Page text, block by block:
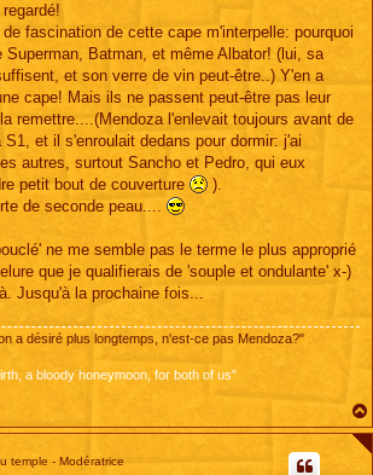
fascination de cette cape m'interpelle: pourquoi
Superman, Batman, et même Albator! (lui, sa
et son verre de vin peut-être..) Y'en a
cape! Mais ils ne passent peut-être pas leur
remettre....(Mendoza l'enlevait toujours avant de
S1, et il s'enroulait dedans pour dormir: j'ai
autres, surtout Sancho et Pedro, qui eux
petit bout de couverture
).
de seconde peau....
ne me semble pas le terme le plus approprié
que je qualifierais de 'souple et ondulante' x-)
Jusqu'à la prochaine fois...
a désiré plus longtemps, n'est-ce pas Mendoza?"
a bloody honeymoon, for both of us"
temple - Modératrice